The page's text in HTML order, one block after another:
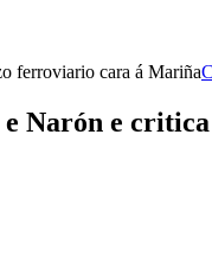
ferroviario cara á Mariña
Narón e critica